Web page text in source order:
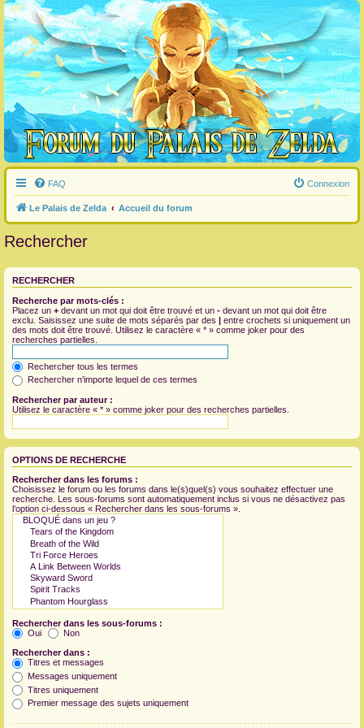
FAQ Connexion
Le Palais de Zelda Accueil du forum
Rechercher
RECHERCHER
Recherche par mots-clés :
Placez un + devant un mot qui doit être trouvé et un - devant un mot qui doit être
exclu. Saisissez une suite de mots séparés par des | entre crochets si uniquement un
des mots doit être trouvé. Utilisez le caractère « * » comme joker pour des
recherches partielles.
Rechercher tous les termes
Rechercher n’importe lequel de ces termes
Rechercher par auteur :
Utilisez le caractère « * » comme joker pour des recherches partielles.
OPTIONS DE RECHERCHE
Rechercher dans les forums :
Choisissez le forum ou les forums dans le(s)quel(s) vous souhaitez effectuer une
recherche. Les sous-forums sont automatiquement inclus si vous ne désactivez pas
l’option ci-dessous « Rechercher dans les sous-forums ».
Rechercher dans les sous-forums :
Oui
Non
Rechercher dans :
Titres et messages
Messages uniquement
Titres uniquement
Premier message des sujets uniquement